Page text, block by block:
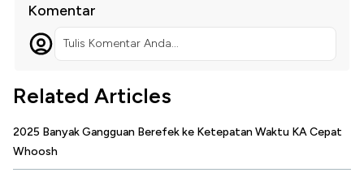
Komentar
Tulis Komentar Anda...
Related Articles
2025 Banyak Gangguan Berefek ke Ketepatan Waktu KA Cepat
Whoosh